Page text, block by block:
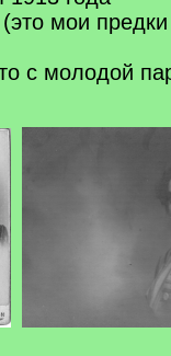
мои предки
с молодой